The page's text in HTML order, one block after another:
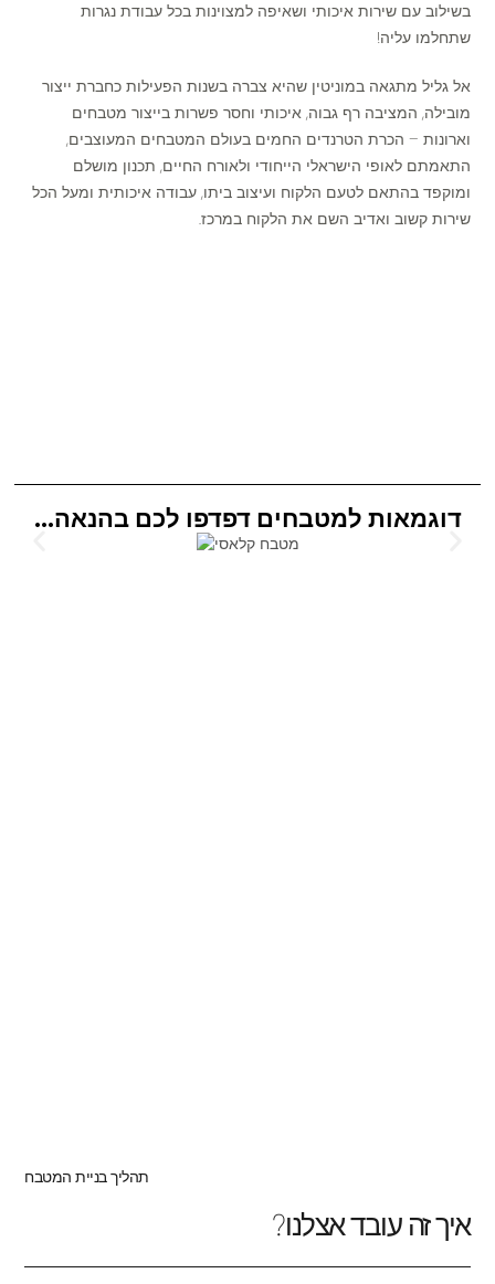
בשילוב עם שירות איכותי ושאיפה למצוינות בכל עבודת נגרות
שתחלמו עליה!
אל גליל מתגאה במוניטין שהיא צברה בשנות הפעילות כחברת ייצור
מובילה, המציבה רף גבוה, איכותי וחסר פשרות בייצור מטבחים
וארונות – הכרת הטרנדים החמים בעולם המטבחים המעוצבים,
התאמתם לאופי הישראלי הייחודי ולאורח החיים, תכנון מושלם
ומוקפד בהתאם לטעם הלקוח ועיצוב ביתו, עבודה איכותית ומעל הכל
שירות קשוב ואדיב השם את הלקוח במרכז.
דוגמאות למטבחים דפדפו לכם בהנאה...
תהליך בניית המטבח
איך זה עובד אצלנו?